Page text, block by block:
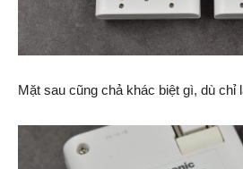
Mặt sau cũng chả khác biệt gì, dù chỉ